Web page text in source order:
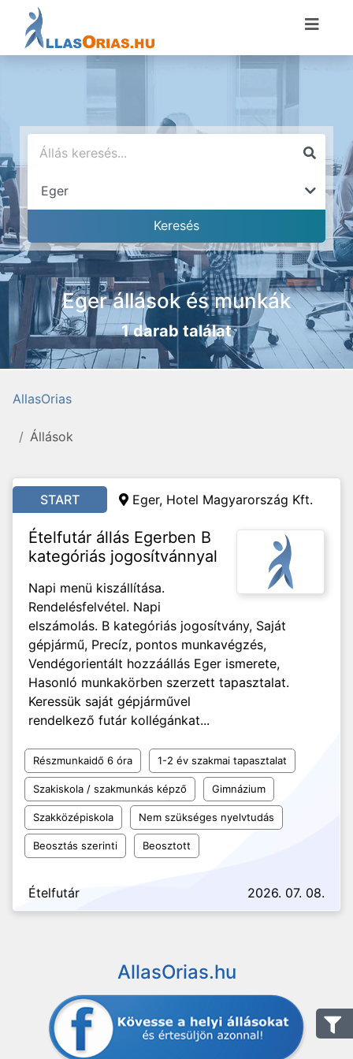
Eger állások és munkák
1 darab találat
AllasOrias
Állások
START Eger, Hotel Magyarország Kft.
Ételfutár állás Egerben B
kategóriás jogosítvánnyal
Napi menü kiszállítása.
Rendelésfelvétel. Napi
elszámolás. B kategóriás jogosítvány, Saját
gépjármű, Precíz, pontos munkavégzés,
Vendégorientált hozzáállás Eger ismerete,
Hasonló munkakörben szerzett tapasztalat.
Keressük saját gépjárművel
rendelkező futár kollégánkat...
Részmunkaidő 6 óra 1-2 év szakmai tapasztalat
Szakiskola / szakmunkás képző Gimnázium
Szakközépiskola Nem szükséges nyelvtudás
Beosztás szerinti Beosztott
Ételfutár 2026. 07. 08.
AllasOrias.hu